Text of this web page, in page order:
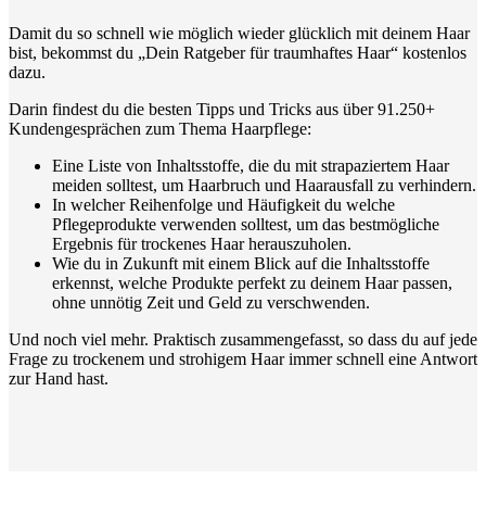
Damit du so schnell wie möglich wieder glücklich mit deinem Haar
bist, bekommst du „Dein Ratgeber für traumhaftes Haar“ kostenlos
dazu.
Darin findest du die besten Tipps und Tricks aus über 91.250+
Kundengesprächen zum Thema Haarpflege:
Eine Liste von Inhaltsstoffe, die du mit strapaziertem Haar
meiden solltest, um Haarbruch und Haarausfall zu verhindern.
In welcher Reihenfolge und Häufigkeit du welche
Pflegeprodukte verwenden solltest, um das bestmögliche
Ergebnis für trockenes Haar herauszuholen.
Wie du in Zukunft mit einem Blick auf die Inhaltsstoffe
erkennst, welche Produkte perfekt zu deinem Haar passen,
ohne unnötig Zeit und Geld zu verschwenden.
Und noch viel mehr. Praktisch zusammengefasst, so dass du auf jede
Frage zu trockenem und strohigem Haar immer schnell eine Antwort
zur Hand hast.